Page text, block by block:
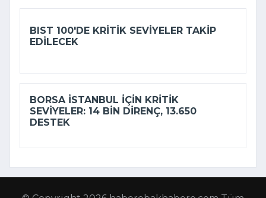
BIST 100'DE KRITIK SEVIYELER TAKIP
EDILECEK
BORSA İSTANBUL IÇIN KRITIK
SEVIYELER: 14 BIN DIRENÇ, 13.650
DESTEK